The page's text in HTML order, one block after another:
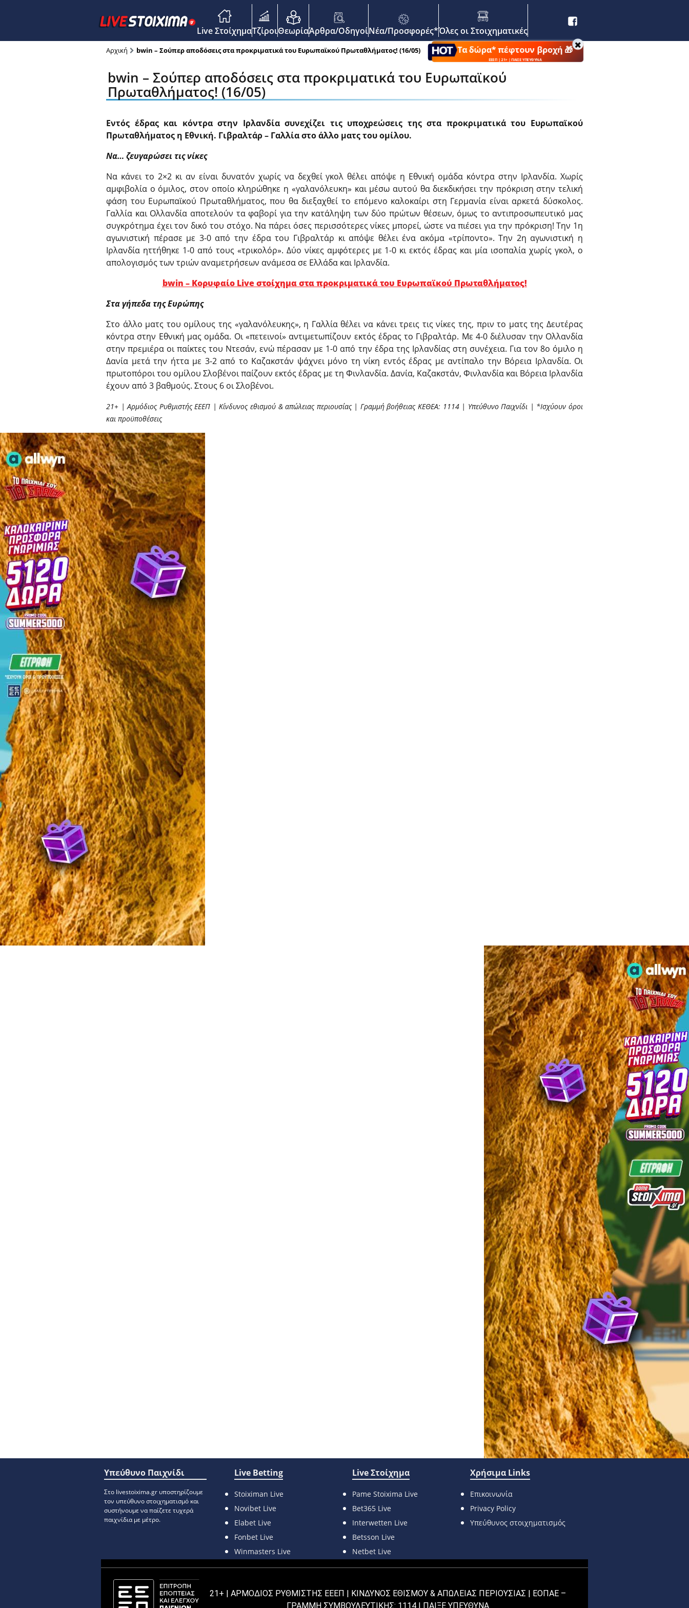
Main Menu
Live ΣτοίχημαΤζίροιΘεωρίαΆρθρα/ΟδηγοίΝέα/Προσφορές*Όλες οι Στοιχηματικές
Τα δώρα* πέφτουν βροχή 🎁
ΕΕΕΠ | 21+ | ΠΑΙΞΕ ΥΠΕΥΘΥΝΑ
Αρχική bwin – Σούπερ αποδόσεις στα προκριματικά του Ευρωπαϊκού Πρωταθλήματος! (16/05)
bwin – Σούπερ αποδόσεις στα προκριματικά του Ευρωπαϊκού
Πρωταθλήματος! (16/05)
Εντός έδρας και κόντρα στην Ιρλανδία συνεχίζει τις υποχρεώσεις της στα προκριματικά του Ευρωπαϊκού
Πρωταθλήματος η Εθνική. Γιβραλτάρ – Γαλλία στο άλλο ματς του ομίλου.
Να… ζευγαρώσει τις νίκες
Να κάνει το 2×2 κι αν είναι δυνατόν χωρίς να δεχθεί γκολ θέλει απόψε η Εθνική ομάδα κόντρα στην Ιρλανδία. Χωρίς
αμφιβολία ο όμιλος, στον οποίο κληρώθηκε η «γαλανόλευκη» και μέσω αυτού θα διεκδικήσει την πρόκριση στην τελική
φάση του Ευρωπαϊκού Πρωταθλήματος, που θα διεξαχθεί το επόμενο καλοκαίρι στη Γερμανία είναι αρκετά δύσκολος.
Γαλλία και Ολλανδία αποτελούν τα φαβορί για την κατάληψη των δύο πρώτων θέσεων, όμως το αντιπροσωπευτικό μας
συγκρότημα έχει τον δικό του στόχο. Να πάρει όσες περισσότερες νίκες μπορεί, ώστε να πιέσει για την πρόκριση! Την 1η
αγωνιστική πέρασε με 3-0 από την έδρα του Γιβραλτάρ κι απόψε θέλει ένα ακόμα «τρίποντο». Την 2η αγωνιστική η
Ιρλανδία ηττήθηκε 1-0 από τους «τρικολόρ». Δύο νίκες αμφότερες με 1-0 κι εκτός έδρας και μία ισοπαλία χωρίς γκολ, ο
απολογισμός των τριών αναμετρήσεων ανάμεσα σε Ελλάδα και Ιρλανδία.
bwin – Κορυφαίο Live στοίχημα στα προκριματικά του Ευρωπαϊκού Πρωταθλήματος!
Στα γήπεδα της Ευρώπης
Στο άλλο ματς του ομίλους της «γαλανόλευκης», η Γαλλία θέλει να κάνει τρεις τις νίκες της, πριν το ματς της Δευτέρας
κόντρα στην Εθνική μας ομάδα. Οι «πετεινοί» αντιμετωπίζουν εκτός έδρας το Γιβραλτάρ. Με 4-0 διέλυσαν την Ολλανδία
στην πρεμιέρα οι παίκτες του Ντεσάν, ενώ πέρασαν με 1-0 από την έδρα της Ιρλανδίας στη συνέχεια. Για τον 8ο όμιλο η
Δανία μετά την ήττα με 3-2 από το Καζακστάν ψάχνει μόνο τη νίκη εντός έδρας με αντίπαλο την Βόρεια Ιρλανδία. Οι
πρωτοπόροι του ομίλου Σλοβένοι παίζουν εκτός έδρας με τη Φινλανδία. Δανία, Καζακστάν, Φινλανδία και Βόρεια Ιρλανδία
έχουν από 3 βαθμούς. Στους 6 οι Σλοβένοι.
21+ | Αρμόδιος Ρυθμιστής ΕΕΕΠ | Κίνδυνος εθισμού & απώλειας περιουσίας | Γραμμή βοήθειας ΚΕΘΕΑ: 1114 | Υπεύθυνο Παιχνίδι | *Ισχύουν όροι
και προϋποθέσεις
Υπεύθυνο Παιχνίδι
Στο livestoixima.gr υποστηρίζουμε
τον υπεύθυνο στοιχηματισμό και
συστήνουμε να παίζετε τυχερά
παιχνίδια με μέτρο.
Live Betting
Stoiximan Live
Novibet Live
Elabet Live
Fonbet Live
Winmasters Live
Live Στοίχημα
Pame Stoixima Live
Bet365 Live
Interwetten Live
Betsson Live
Netbet Live
Χρήσιμα Links
Επικοινωνία
Privacy Policy
Υπεύθυνος στοιχηματισμός
21+ | ΑΡΜΟΔΙΟΣ ΡΥΘΜΙΣΤΗΣ ΕΕΕΠ | ΚΙΝΔΥΝΟΣ ΕΘΙΣΜΟΥ & ΑΠΩΛΕΙΑΣ ΠΕΡΙΟΥΣΙΑΣ | ΕΟΠΑΕ –
ΓΡΑΜΜΗ ΣΥΜΒΟΥΛΕΥΤΙΚΗΣ: 1114 | ΠΑΙΞΕ ΥΠΕΥΘΥΝΑ